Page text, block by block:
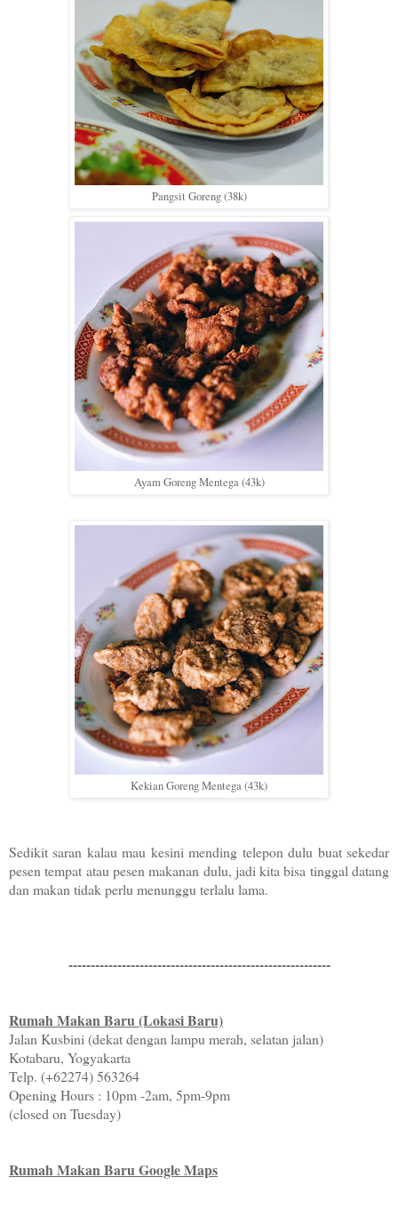
Pangsit Goreng (38k)
Ayam Goreng Mentega (43k)
Kekian Goreng Mentega (43k)
Sedikit saran kalau mau kesini mending telepon dulu buat sekedar
pesen tempat atau pesen makanan dulu, jadi kita bisa tinggal datang
dan makan tidak perlu menunggu terlalu lama.
-----------------------------------------------------------
Rumah Makan Baru (Lokasi Baru)
Jalan Kusbini (dekat dengan lampu merah, selatan jalan)
Kotabaru, Yogyakarta
Telp. (+62274) 563264
Opening Hours : 10pm -2am, 5pm-9pm
(closed on Tuesday)
Rumah Makan Baru Google Maps